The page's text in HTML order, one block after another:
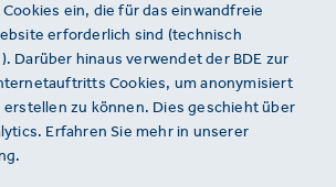
und
V.
2
auf unserer Website
defekter Link
ein, die für das einwandfreie
erforderlich sind (technisch
Darüber hinaus verwendet der BDE zur
Cookies, um anonymisiert
zu können. Dies geschieht über
Erfahren Sie mehr in unserer